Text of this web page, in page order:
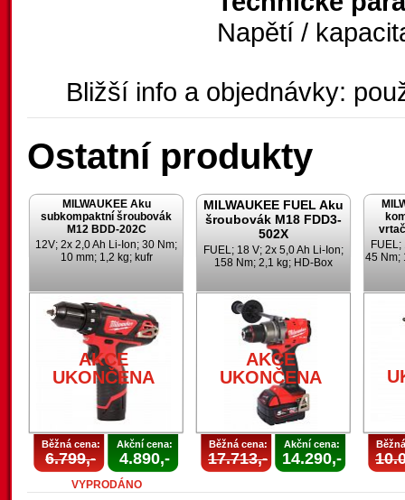
Napětí /
Bližší info a objednávky:
Ostatní produkty
MILWAUKEE Aku
subkompaktní šroubovák
M12 BDD-202C
12V; 2x 2,0 Ah Li-Ion; 30 Nm;
10 mm; 1,2 kg; kufr
AKCE
UKONČENA
Běžná cena:
6.799,-
Akční cena:
4.890,-
VYPRODÁNO
MILWAUKEE FUEL Aku
šroubovák M18 FDD3-
502X
FUEL; 18 V; 2x 5,0 Ah Li-Ion;
158 Nm; 2,1 kg; HD-Box
AKCE
UKONČENA
Běžná cena:
17.713,-
Akční cena:
14.290,-
FUEL;
45 Nm;